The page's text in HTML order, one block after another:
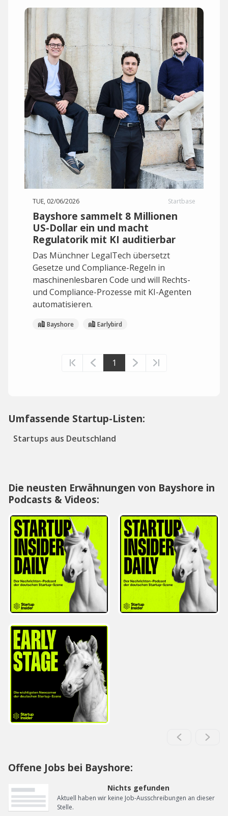
TUE, 02/06/2026 Startbase
Bayshore sammelt 8 Millionen
US-Dollar ein und macht
Regulatorik mit KI auditierbar
Das Münchner LegalTech übersetzt
Gesetze und Compliance-Regeln in
maschinenlesbaren Code und will Rechts-
und Compliance-Prozesse mit KI-Agenten
automatisieren.
Bayshore Earlybird
1
Umfassende Startup-Listen:
Startups aus Deutschland
Die neusten Erwähnungen von Bayshore in
Podcasts & Videos:
Offene Jobs bei Bayshore:
Nichts gefunden
Aktuell haben wir keine Job-Ausschreibungen an dieser
Stelle.